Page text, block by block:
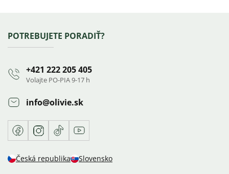
Zápätie
POTREBUJETE PORADIŤ?
+421 222 205 405
Volajte PO-PIA 9-17 h
info@olivie.sk
FacebookInstagram
TikTokYoutube
Česká republika Slovensko